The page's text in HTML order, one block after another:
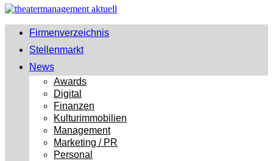
Firmenverzeichnis
Stellenmarkt
News
Awards
Digital
Finanzen
Kulturimmobilien
Management
Marketing / PR
Personal